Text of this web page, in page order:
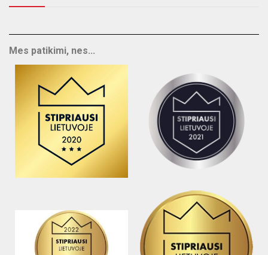
Mes patikimi, nes...